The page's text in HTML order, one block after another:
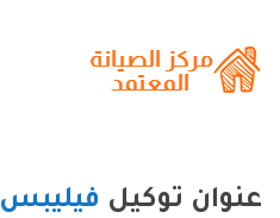
عنوان توكيل فيليبس